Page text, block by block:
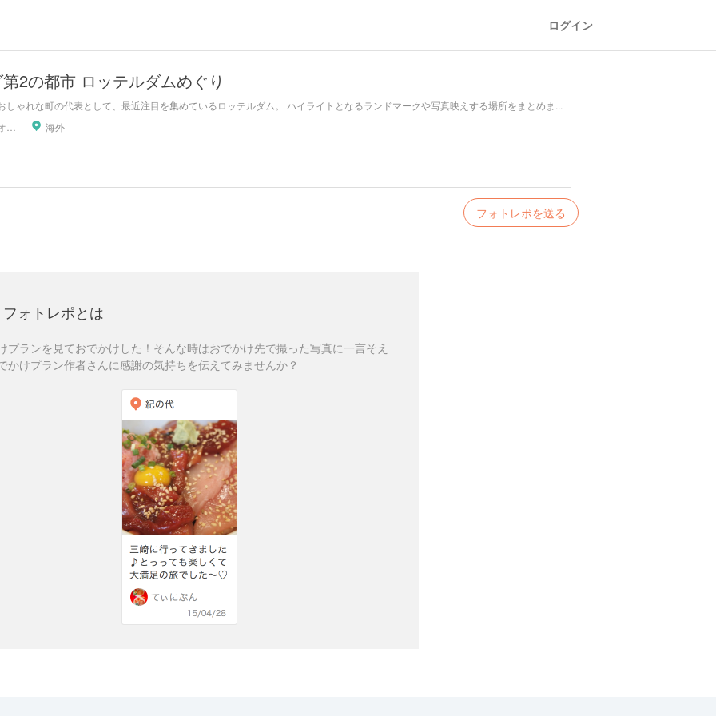
ログイン
2の都市 ロッテルダムめぐり
しゃれな町の代表として、最近注目を集めているロッテルダム。 ハイライトとなるランドマークや写真映えする場所をまとめま...
海外
フォトレポを送る
フォトレポとは
プランを見ておでかけした！そんな時はおでかけ先で撮った写真に一言そえ
かけプラン作者さんに感謝の気持ちを伝えてみませんか？